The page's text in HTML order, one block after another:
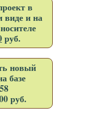
в
виде и на
руб.
новый
базе
руб.